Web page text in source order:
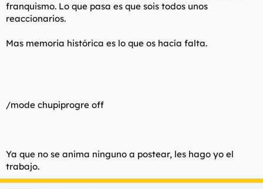
franquismo. Lo que pasa es que sois todos unos
reaccionarios.
Mas memoria histórica es lo que os hacía falta.
/mode chupiprogre off
Ya que no se anima ninguno a postear, les hago yo el
trabajo.